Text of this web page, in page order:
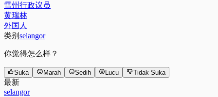
雪州行政议员
黄瑞林
外国人
类别 selangor
你觉得怎么样？
Suka Marah Sedih Lucu Tidak Suka
最新
selangor